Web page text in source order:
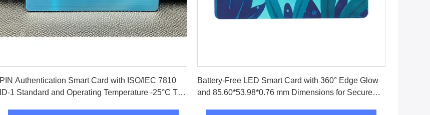
PIN Authentication Smart Card with ISO/IEC 7810
ID-1 Standard and Operating Temperature -25°C To
Battery-Free LED Smart Card with 360° Edge Glow
and 85.60*53.98*0.76 mm Dimensions for Secure